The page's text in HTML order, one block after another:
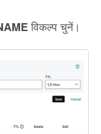
विकल्प चुनें।